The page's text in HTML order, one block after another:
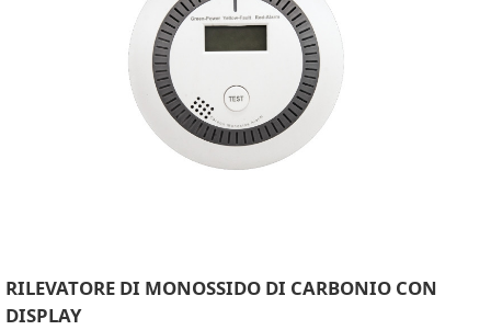
RILEVATORE DI MONOSSIDO DI CARBONIO CON
DISPLAY